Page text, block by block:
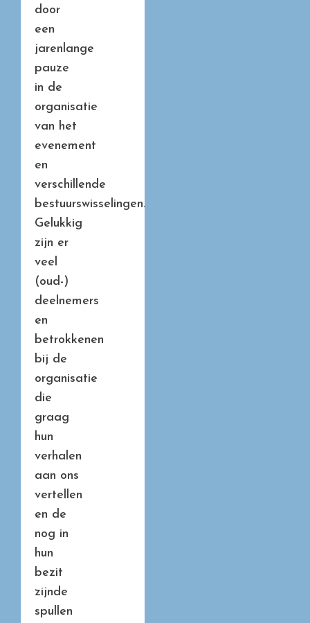
door
een
jarenlange
pauze
in de
organisatie
van het
evenement
en
verschillende
bestuurswisselingen.
Gelukkig
zijn er
veel
(oud-)
deelnemers
en
betrokkenen
bij de
organisatie
die
graag
hun
verhalen
aan ons
vertellen
en de
nog in
hun
bezit
zijnde
spullen